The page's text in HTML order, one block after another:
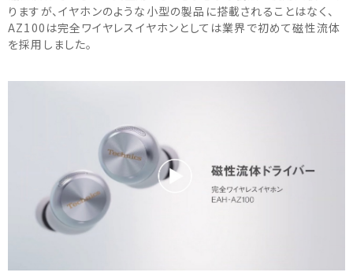
りますが、イヤホンのような小型の製品に搭載されることはなく、
AZ100は完全ワイヤレスイヤホンとしては業界で初めて磁性流体
を採用しました。